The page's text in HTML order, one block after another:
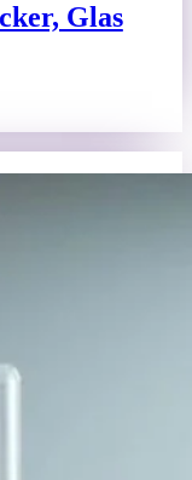
Glas